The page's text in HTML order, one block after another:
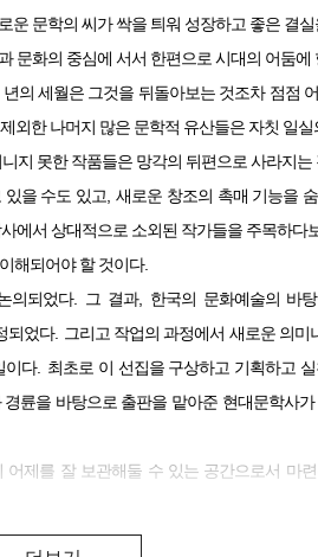
운 문학의 씨가 싹을 틔워 성장하고 좋은 결
문화의 중심에 서서 한편으로 시대의 어둠
년의 세월은 그것을 뒤돌아보는 것조차 점점
외한 나머지 많은 문학적 유산들은 자칫 일
지 못한 작품들은 망각의 뒤편으로 사라지는
있을 수도 있고 ,새로운 창조의 촉매 기능을
에서 상대적으로 소외된 작가들을 주목하다
해되어야 할 것이다.
의되었다. 그 결과, 한국의 문화예술의 바
되었다. 그리고 작업의 과정에서 새로운 의
이다. 최초로 이 선집을 구상하고 기획하고
경륜을 바탕으로 출판을 맡아준 현대문학사
제를 잘 보관해둘 수 있는 공간으로서 마